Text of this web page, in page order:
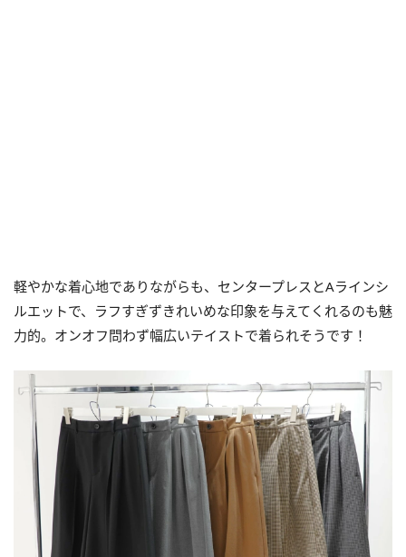
軽やかな着心地でありながらも、センタープレスとAラインシ
ルエットで、ラフすぎずきれいめな印象を与えてくれるのも魅
力的。オンオフ問わず幅広いテイストで着られそうです！